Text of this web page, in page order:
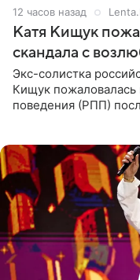
12 часов назад
Катя Кищук
скандала с
Экс-солистка
Кищук пожаловалась
поведения (РПП)